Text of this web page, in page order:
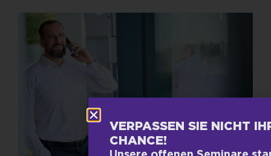
VERPASSEN SIE NICHT
CHANCE!